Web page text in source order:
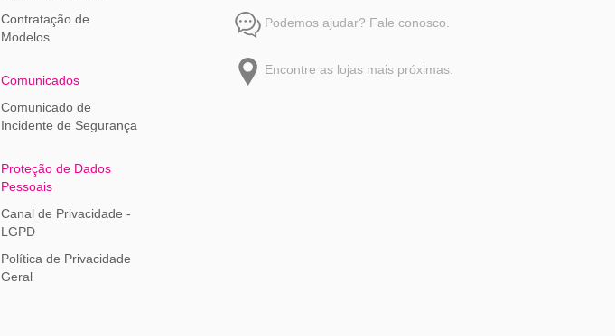
Podemos ajudar? Fale conosco.
Encontre as lojas mais próximas.
Contratação de
Modelos
Comunicados
Comunicado de
Incidente de Segurança
Proteção de Dados
Pessoais
Canal de Privacidade -
LGPD
Política de Privacidade
Geral